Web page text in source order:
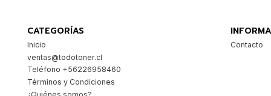
CATEGORÍAS
Inicio
ventas@todotoner.cl
Teléfono +56226958460
Términos y Condiciones
Contacto